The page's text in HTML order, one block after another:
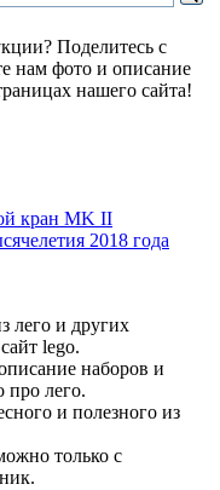
Поделитесь с
нам фото и описание
нашего сайта!
кран MK II
2018 года
лего и других
lego.
наборов и
про лего.
и полезного из
только с